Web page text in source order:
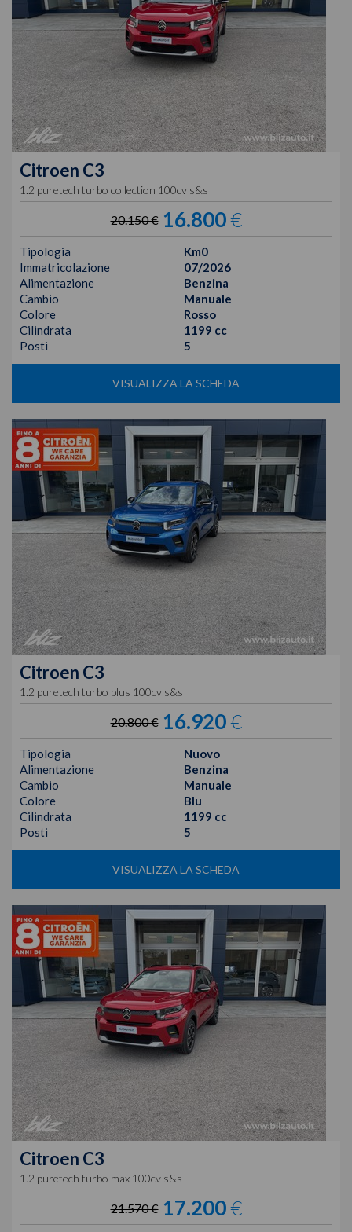
Citroen C3
1.2 puretech turbo collection 100cv s&s
20.150 € 16.800€
Tipologia
Km0
Immatricolazione
07/2026
Alimentazione
Benzina
Cambio
Manuale
Colore
Rosso
Cilindrata
1199 cc
Posti
5
VISUALIZZA LA SCHEDA
Citroen C3
1.2 puretech turbo plus 100cv s&s
20.800 € 16.920€
Tipologia
Nuovo
Alimentazione
Benzina
Cambio
Manuale
Colore
Blu
Cilindrata
1199 cc
Posti
5
VISUALIZZA LA SCHEDA
Citroen C3
1.2 puretech turbo max 100cv s&s
21.570 € 17.200€